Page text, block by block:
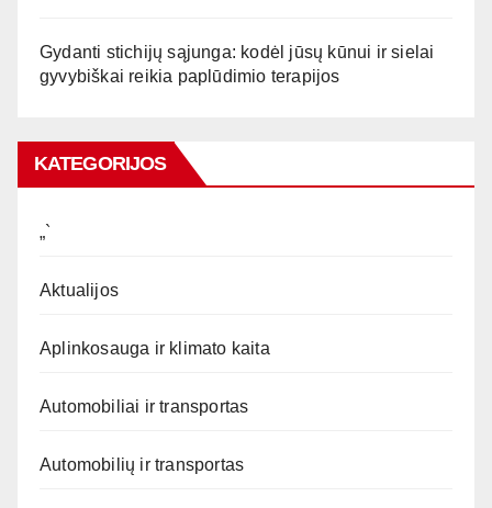
Gydanti stichijų sąjunga: kodėl jūsų kūnui ir sielai
gyvybiškai reikia paplūdimio terapijos
KATEGORIJOS
„`
Aktualijos
Aplinkosauga ir klimato kaita
Automobiliai ir transportas
Automobilių ir transportas